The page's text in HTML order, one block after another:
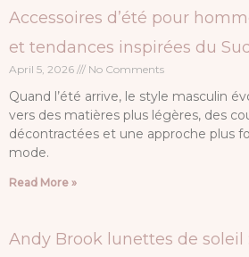
Accessoires d’été pour
et tendances inspirées du Sud
April 5, 2026 No Comments
Quand l’été arrive, le style masculin
vers des matières plus légères, des
décontractées et une approche plus
mode.
Read More »
Andy Brook lunettes de soleil